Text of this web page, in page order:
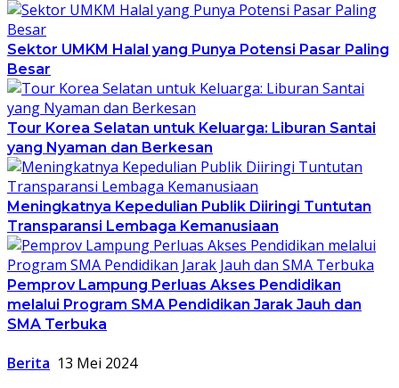
Sektor UMKM Halal yang Punya Potensi Pasar Paling
Besar
Tour Korea Selatan untuk Keluarga: Liburan Santai
yang Nyaman dan Berkesan
Meningkatnya Kepedulian Publik Diiringi Tuntutan
Transparansi Lembaga Kemanusiaan
Pemprov Lampung Perluas Akses Pendidikan
melalui Program SMA Pendidikan Jarak Jauh dan
SMA Terbuka
Berita 13 Mei 2024